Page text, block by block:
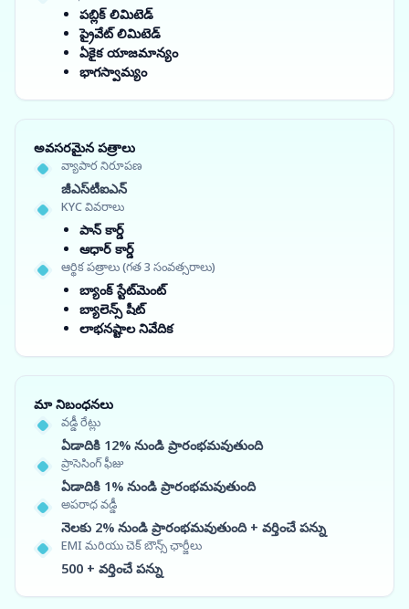
పబ్లిక్ లిమిటెడ్
ప్రైవేట్ లిమిటెడ్
ఏకైక యాజమాన్యం
భాగస్వామ్యం
అవసరమైన పత్రాలు
వ్యాపార నిరూపణ
జీఎస్‌టీఐఎన్
KYC వివరాలు
పాన్ కార్డ్
ఆధార్ కార్డ్
ఆర్థిక పత్రాలు (గత 3 సంవత్సరాలు)
బ్యాంక్ స్టేట్‌మెంట్
బ్యాలెన్స్ షీట్
లాభనష్టాల నివేదిక
మా నిబంధనలు
వడ్డీ రేట్లు
ఏడాదికి 12% నుండి ప్రారంభమవుతుంది
ప్రాసెసింగ్ ఫీజు
ఏడాదికి 1% నుండి ప్రారంభమవుతుంది
అపరాధ వడ్డీ
నెలకు 2% నుండి ప్రారంభమవుతుంది + వర్తించే పన్ను
EMI మరియు చెక్ బౌన్స్ ఛార్జీలు
500 + వర్తించే పన్ను